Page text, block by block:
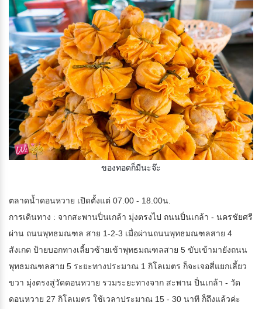
ของทอดก็มีนะจ๊ะ
ตลาดน้ำดอนหวาย เปิดตั้งแต่ 07.00 - 18.00น.
การเดินทาง : จากสะพานปิ่นเกล้า มุ่งตรงไป ถนนปิ่นเกล้า - นครชัยศรี
ผ่าน ถนนพุทธมณฑล สาย 1-2-3 เมื่อผ่านถนนพุทธมณฑลสาย 4
สังเกต ป้ายบอกทางเลี้ยวซ้ายเข้าพุทธมณฑลสาย 5 ขับเข้ามายังถนน
พุทธมณฑลสาย 5 ระยะทางประมาณ 1 กิโลเมตร ก็จะเจอสี่แยกเลี้ยว
ขวา มุ่งตรงสู่วัดดอนหวาย รวมระยะทางจาก สะพาน ปิ่นเกล้า - วัด
ดอนหวาย 27 กิโลเมตร ใช้เวลาประมาณ 15 - 30 นาที ก็ถึงแล้วค่ะ